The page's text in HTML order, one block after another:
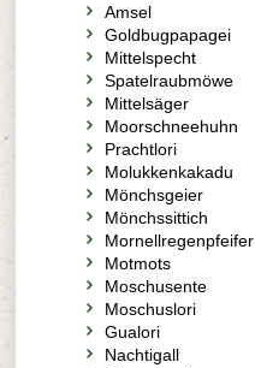
Amsel
Goldbugpapagei
Mittelspecht
Spatelraubmöwe
Mittelsäger
Moorschneehuhn
Prachtlori
Molukkenkakadu
Mönchsgeier
Mönchssittich
Mornellregenpfeifer
Motmots
Moschusente
Moschuslori
Gualori
Nachtigall